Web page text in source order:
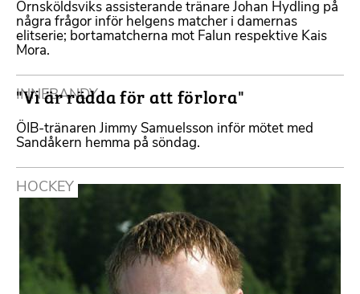
Örnsköldsviks assisterande tränare Johan Hydling på
några frågor inför helgens matcher i damernas
elitserie; bortamatcherna mot Falun respektive Kais
Mora.
INNEBANDY
"Vi är rädda för att förlora"
ÖIB-tränaren Jimmy Samuelsson inför mötet med
Sandåkern hemma på söndag.
HOCKEY